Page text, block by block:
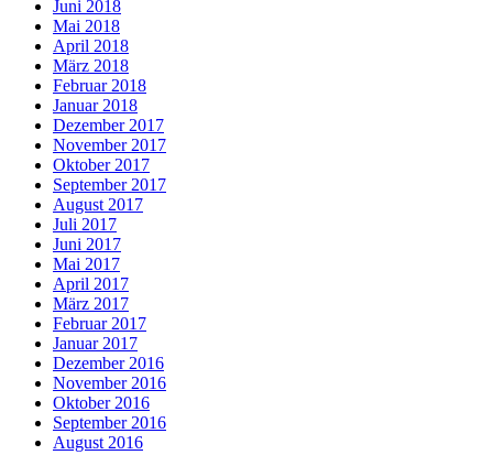
Juni 2018
Mai 2018
April 2018
März 2018
Februar 2018
Januar 2018
Dezember 2017
November 2017
Oktober 2017
September 2017
August 2017
Juli 2017
Juni 2017
Mai 2017
April 2017
März 2017
Februar 2017
Januar 2017
Dezember 2016
November 2016
Oktober 2016
September 2016
August 2016